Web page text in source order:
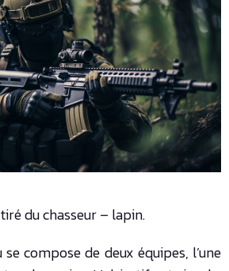
du chasseur – lapin.
se compose de deux équipes, l’une